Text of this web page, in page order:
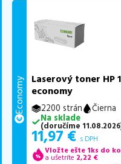
Economy
Laserový toner HP
economy
2200 strán
Čierna
Na sklade
(doručíme 11.08.2026
11,97 € s DPH
Vložte ešte 1ks do
a ušetríte 2,22 €